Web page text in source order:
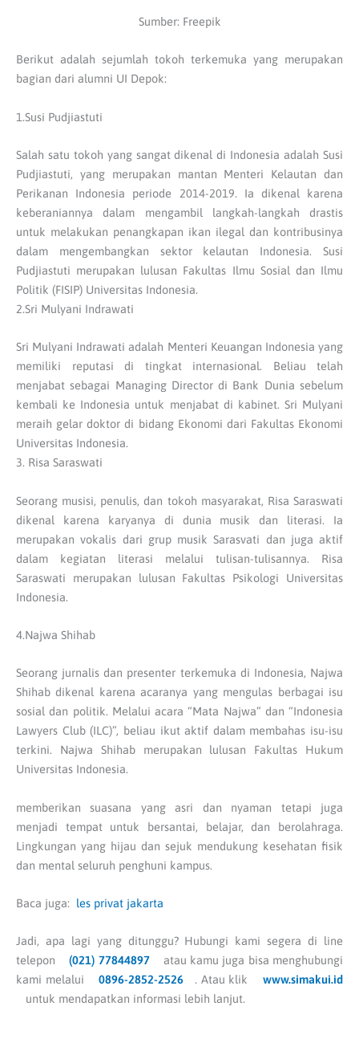
Sumber: Freepik
Berikut adalah sejumlah tokoh terkemuka yang merupakan
bagian dari alumni UI Depok:
1.Susi Pudjiastuti
Salah satu tokoh yang sangat dikenal di Indonesia adalah Susi
Pudjiastuti, yang merupakan mantan Menteri Kelautan dan
Perikanan Indonesia periode 2014-2019. Ia dikenal karena
keberaniannya dalam mengambil langkah-langkah drastis
untuk melakukan penangkapan ikan ilegal dan kontribusinya
dalam mengembangkan sektor kelautan Indonesia. Susi
Pudjiastuti merupakan lulusan Fakultas Ilmu Sosial dan Ilmu
Politik (FISIP) Universitas Indonesia.
2.Sri Mulyani Indrawati
Sri Mulyani Indrawati adalah Menteri Keuangan Indonesia yang
memiliki reputasi di tingkat internasional. Beliau telah
menjabat sebagai Managing Director di Bank Dunia sebelum
kembali ke Indonesia untuk menjabat di kabinet. Sri Mulyani
meraih gelar doktor di bidang Ekonomi dari Fakultas Ekonomi
Universitas Indonesia.
3. Risa Saraswati
Seorang musisi, penulis, dan tokoh masyarakat, Risa Saraswati
dikenal karena karyanya di dunia musik dan literasi. Ia
merupakan vokalis dari grup musik Sarasvati dan juga aktif
dalam kegiatan literasi melalui tulisan-tulisannya. Risa
Saraswati merupakan lulusan Fakultas Psikologi Universitas
Indonesia.
4.Najwa Shihab
Seorang jurnalis dan presenter terkemuka di Indonesia, Najwa
Shihab dikenal karena acaranya yang mengulas berbagai isu
sosial dan politik. Melalui acara “Mata Najwa” dan “Indonesia
Lawyers Club (ILC)”, beliau ikut aktif dalam membahas isu-isu
terkini. Najwa Shihab merupakan lulusan Fakultas Hukum
Universitas Indonesia.
memberikan suasana yang asri dan nyaman tetapi juga
menjadi tempat untuk bersantai, belajar, dan berolahraga.
Lingkungan yang hijau dan sejuk mendukung kesehatan fisik
dan mental seluruh penghuni kampus.
Baca juga: les privat jakarta
Jadi, apa lagi yang ditunggu? Hubungi kami segera di line
telepon(021) 77844897atau kamu juga bisa menghubungi
kami melalui0896-2852-2526 . Atau klikwww.simakui.id
untuk mendapatkan informasi lebih lanjut.